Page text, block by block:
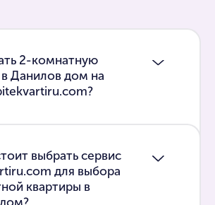
2-комнатную
в Данилов дом на
выбрать сервис
для выбора
квартиры в